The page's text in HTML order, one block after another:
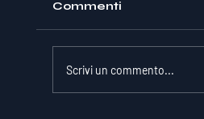
Commenti
Scrivi un commento...